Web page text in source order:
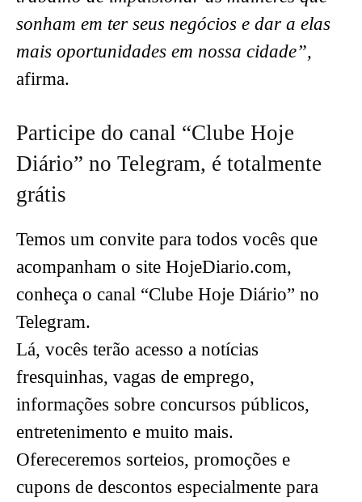
sonham em ter seus negócios e dar a elas
mais oportunidades em nossa cidade”,
afirma.
Participe do canal “Clube Hoje
Diário” no Telegram, é totalmente
grátis
Temos um convite para todos vocês que
acompanham o site HojeDiario.com,
conheça o canal “Clube Hoje Diário” no
Telegram.
Lá, vocês terão acesso a notícias
fresquinhas, vagas de emprego,
informações sobre concursos públicos,
entretenimento e muito mais.
Ofereceremos sorteios, promoções e
cupons de descontos especialmente para